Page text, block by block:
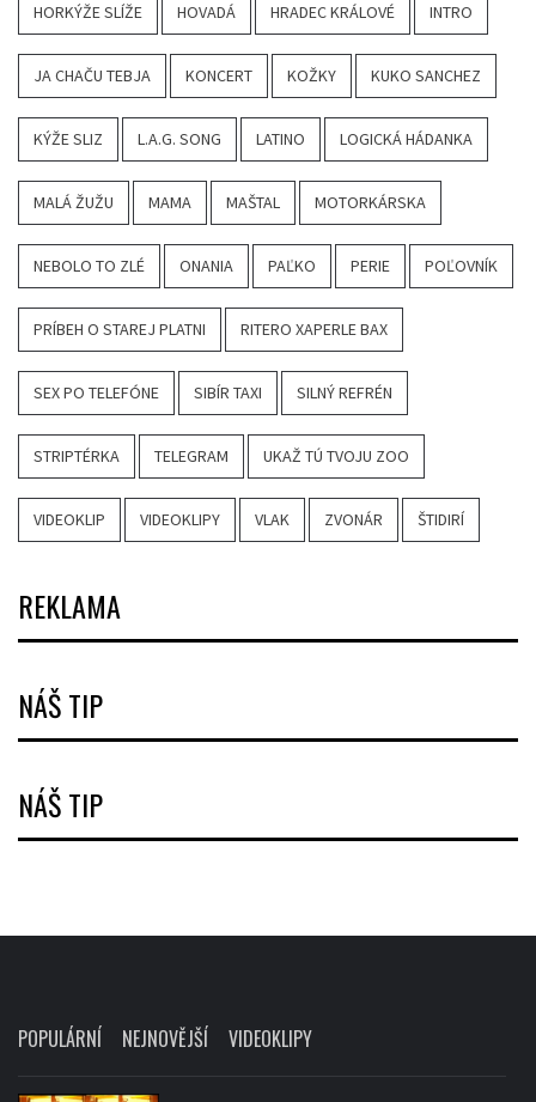
HORKÝŽE SLÍŽE HOVADÁ HRADEC KRÁLOVÉ INTRO
JA CHAČU TEBJA KONCERT KOŽKY KUKO SANCHEZ
KÝŽE SLIZ L.A.G. SONG LATINO LOGICKÁ HÁDANKA
MALÁ ŽUŽU MAMA MAŠTAL MOTORKÁRSKA
NEBOLO TO ZLÉ ONANIA PAĽKO PERIE POĽOVNÍK
PRÍBEH O STAREJ PLATNI RITERO XAPERLE BAX
SEX PO TELEFÓNE SIBÍR TAXI SILNÝ REFRÉN
STRIPTÉRKA TELEGRAM UKAŽ TÚ TVOJU ZOO
VIDEOKLIP VIDEOKLIPY VLAK ZVONÁR ŠTIDIRÍ
REKLAMA
NÁŠ TIP
NÁŠ TIP
POPULÁRNÍ NEJNOVĚJŠÍ VIDEOKLIPY